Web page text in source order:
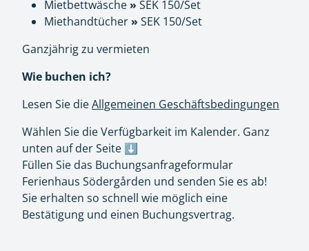
Mietbettwäsche » SEK 150/Set
Miethandtücher » SEK 150/Set
Ganzjährig zu vermieten
Wie buchen ich?
Lesen Sie dieAllgemeinen Geschäftsbedingungen
Wählen Sie die Verfügbarkeit im Kalender. Ganz
unten auf der Seite ⬇️
Füllen Sie das Buchungsanfrageformular
Ferienhaus Södergården und senden Sie es ab!
Sie erhalten so schnell wie möglich eine
Bestätigung und einen Buchungsvertrag.